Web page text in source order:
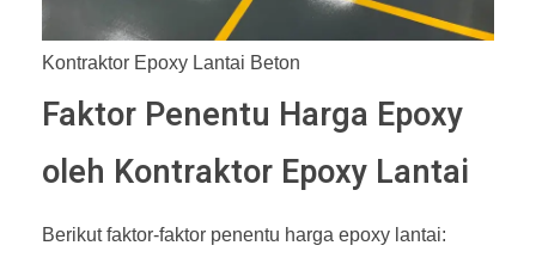
Kontraktor Epoxy Lantai Beton
Faktor Penentu Harga Epoxy
oleh Kontraktor Epoxy Lantai
Berikut faktor-faktor penentu harga epoxy lantai: